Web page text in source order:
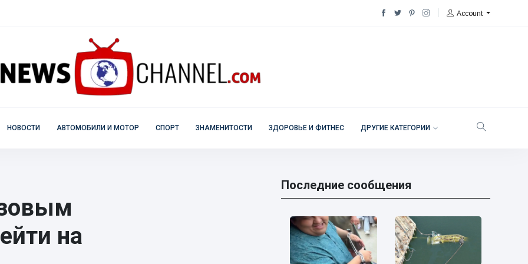
Account
НОВОСТИ АВТОМОБИЛИ И МОТОР СПОРТ ЗНАМЕНИТОСТИ ЗДОРОВЬЕ И ФИТНЕС ДРУГИЕ КАТЕГОРИИ
на
Последние сообщения